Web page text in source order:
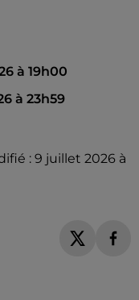
à 19h00
à 23h59
: 9 juillet 2026 à